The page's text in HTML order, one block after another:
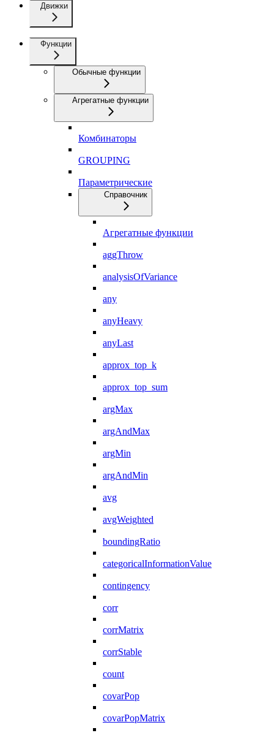
Движки
Функции
Обычные функции
Агрегатные функции
Комбинаторы
GROUPING
Параметрические
Справочник
Агрегатные функции
aggThrow
analysisOfVariance
any
anyHeavy
anyLast
approx_top_k
approx_top_sum
argMax
argAndMax
argMin
argAndMin
avg
avgWeighted
boundingRatio
categoricalInformationValue
contingency
corr
corrMatrix
corrStable
count
covarPop
covarPopMatrix